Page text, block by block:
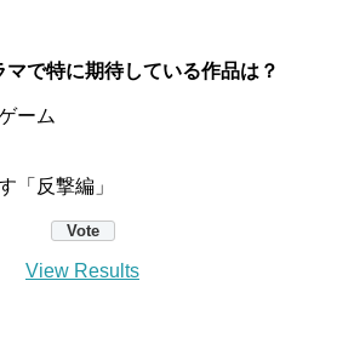
で特に期待している作品は？
ーム
「反撃編」
View Results